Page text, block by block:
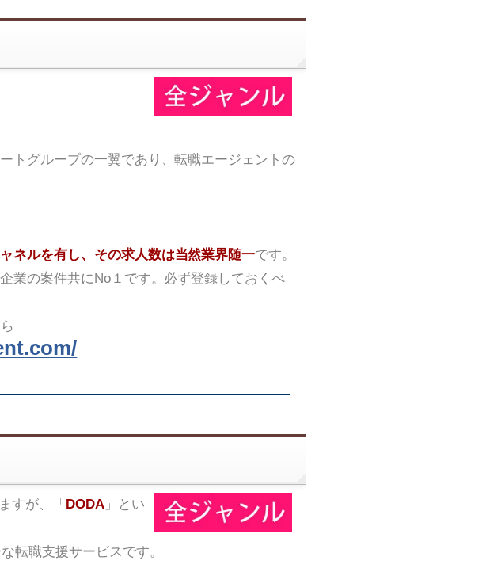
トグループの一翼であり、転職エージェントの
ネルを有し、その求人数は当然業界随一です。
業の案件共にNo１です。必ず登録しておくべ
すが、「 DODA」とい
転職支援サービスです。